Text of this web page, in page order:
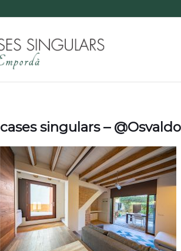
cases singulars –